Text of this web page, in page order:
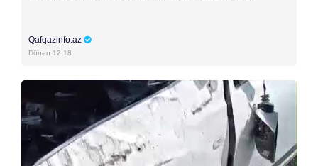
Qafqazinfo.az
Dünən 12:18